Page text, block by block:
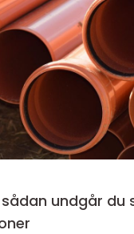
undgår du